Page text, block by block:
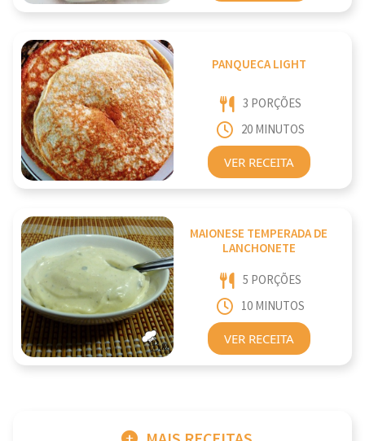
PANQUECA LIGHT
3 PORÇÕES
20 MINUTOS
VER RECEITA
MAIONESE TEMPERADA DE
LANCHONETE
5 PORÇÕES
10 MINUTOS
VER RECEITA